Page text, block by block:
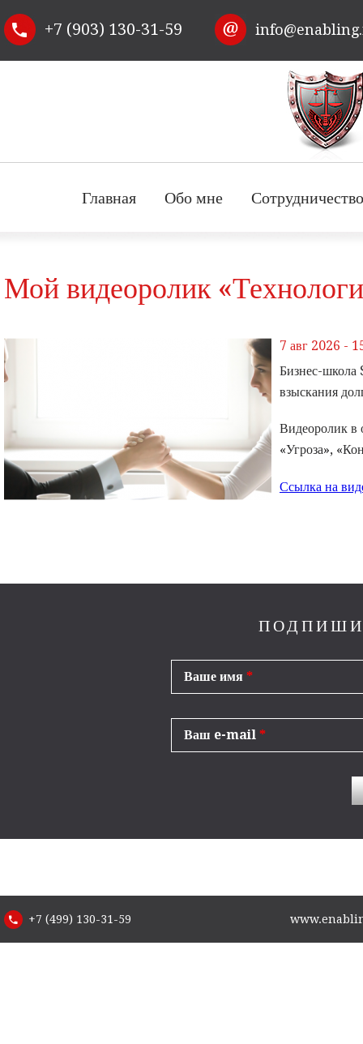
основному
+7 (903) 130-31-59
Главная Обо мне Сотрудничество
Мой видеоролик
7 авг 2026 -
Бизнес-школа
взыскания
Видеоролик в
«Угроза»,
Ссылка на
Ваше имя *
Ваш e-mail *
+7 (499) 130-31-59